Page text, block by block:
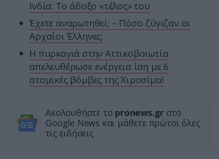
Ινδία: To άδοξο «τέλος» του
Έχετε αναρωτηθεί; – Πόσο ζύγιζαν οι
Αρχαίοι Έλληνες;
Η πυρκαγιά στην Αττικοβοιωτία
απελευθέρωσε ενέργεια ίση με 6
ατομικές βόμβες της Χιροσίμα!
Ακολουθήστε το pronews.gr στο
Google News και μάθετε πρώτοι όλες
τις ειδήσεις